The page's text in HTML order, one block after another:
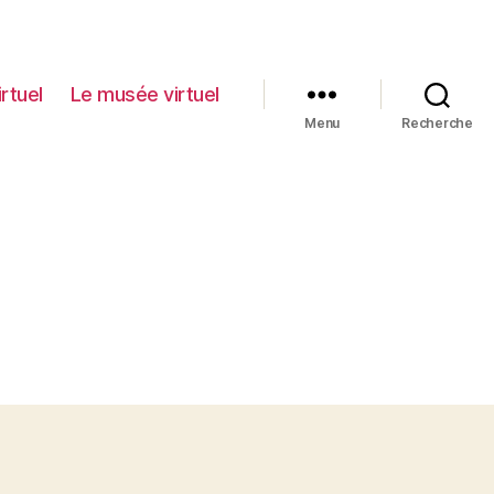
Le musée virtuel
Menu Recherche